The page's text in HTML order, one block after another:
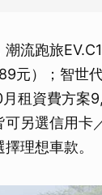
流跑旅
元）；智世
租資費方案
另選信用
理想車款。